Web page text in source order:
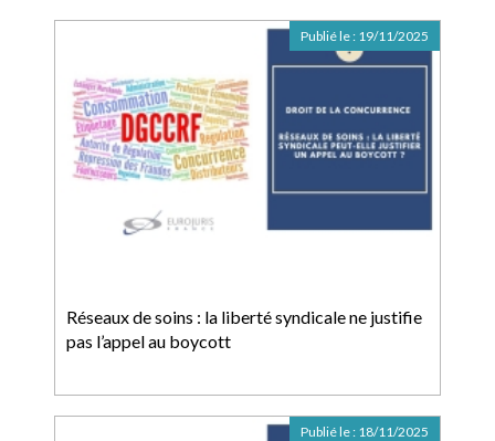
Réseaux de soins : la liberté syndicale ne justifie
pas l’appel au boycott
Publié le : 19/11/2025
Publié le : 18/11/2025